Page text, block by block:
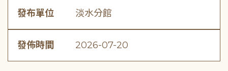
發布單位 淡水分館
發佈時間 2026-07-20